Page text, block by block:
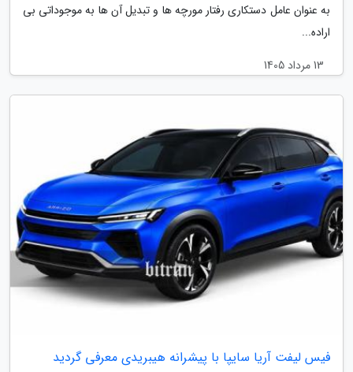
به عنوان عامل دستکاری رفتار مورچه ها و تبدیل آن ها به موجوداتی بی
اراده...
13 مرداد 1405
فیس لیفت آریا سایپا با پیشرانه هیبریدی معرفی گردید